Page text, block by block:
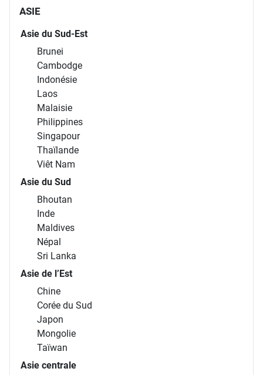
ASIE
Asie du Sud-Est
Brunei
Cambodge
Indonésie
Laos
Malaisie
Philippines
Singapour
Thaïlande
Viêt Nam
Asie du Sud
Bhoutan
Inde
Maldives
Népal
Sri Lanka
Asie de l’Est
Chine
Corée du Sud
Japon
Mongolie
Taïwan
Asie centrale